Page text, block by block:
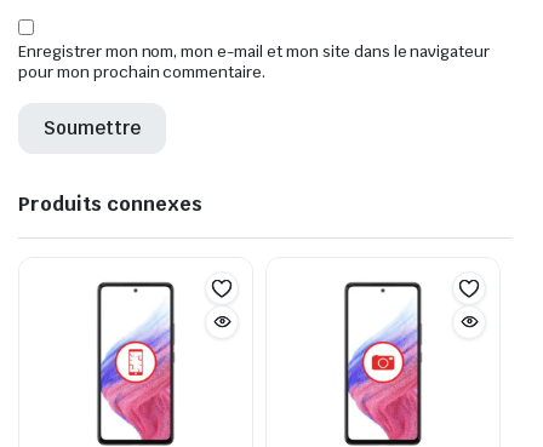
Enregistrer mon nom, mon e-mail et mon site dans le navigateur
pour mon prochain commentaire.
Produits connexes